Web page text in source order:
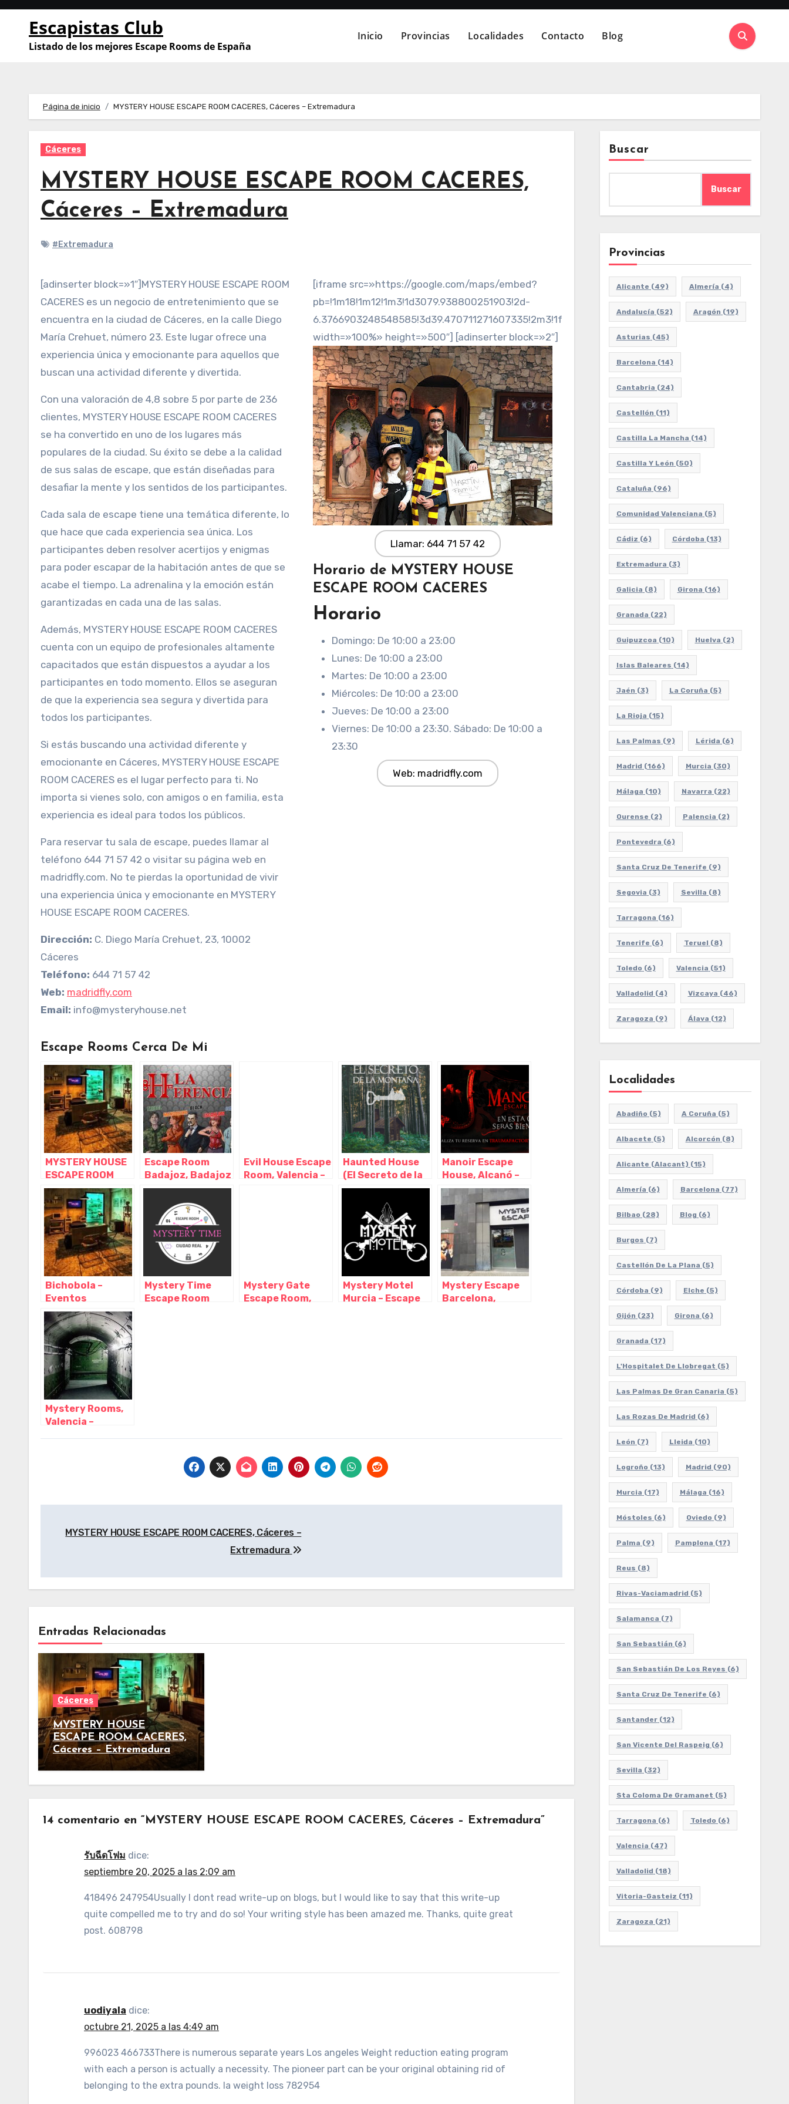
Saltar
contenido
Escapistas Club
Listado de los mejores Escape Rooms de España
Inicio Provincias Localidades Contacto Blog
Página de inicio MYSTERY HOUSE ESCAPE ROOM CACERES, Cáceres – Extremadura
Cáceres
MYSTERY HOUSE ESCAPE ROOM CACERES,
Cáceres – Extremadura
#Extremadura
[adinserter block=»1″]MYSTERY HOUSE ESCAPE ROOM
CACERES es un negocio de entretenimiento que se
encuentra en la ciudad de Cáceres, en la calle Diego
María Crehuet, número 23. Este lugar ofrece una
experiencia única y emocionante para aquellos que
buscan una actividad diferente y divertida.
Con una valoración de 4,8 sobre 5 por parte de 236
clientes, MYSTERY HOUSE ESCAPE ROOM CACERES
se ha convertido en uno de los lugares más
populares de la ciudad. Su éxito se debe a la calidad
de sus salas de escape, que están diseñadas para
desafiar la mente y los sentidos de los participantes.
Cada sala de escape tiene una temática diferente, lo
que hace que cada experiencia sea única. Los
participantes deben resolver acertijos y enigmas
para poder escapar de la habitación antes de que se
acabe el tiempo. La adrenalina y la emoción están
garantizadas en cada una de las salas.
Además, MYSTERY HOUSE ESCAPE ROOM CACERES
cuenta con un equipo de profesionales altamente
capacitados que están dispuestos a ayudar a los
participantes en todo momento. Ellos se aseguran
de que la experiencia sea segura y divertida para
todos los participantes.
Si estás buscando una actividad diferente y
emocionante en Cáceres, MYSTERY HOUSE ESCAPE
ROOM CACERES es el lugar perfecto para ti. No
importa si vienes solo, con amigos o en familia, esta
experiencia es ideal para todos los públicos.
Para reservar tu sala de escape, puedes llamar al
teléfono 644 71 57 42 o visitar su página web en
madridfly.com. No te pierdas la oportunidad de vivir
una experiencia única y emocionante en MYSTERY
HOUSE ESCAPE ROOM CACERES.
Dirección: C. Diego María Crehuet, 23, 10002
Cáceres
Teléfono: 644 71 57 42
Web: madridfly.com
Email: info@mysteryhouse.net
[iframe src=»https://google.com/maps/embed?
pb=!1m18!1m12!1m3!1d3079.938800251903!2d-
width=»100%» height=»500″] [adinserter block=»2″]
Llamar: 644 71 57 42
Horario de MYSTERY HOUSE
ESCAPE ROOM CACERES
Horario
Domingo: De 10:00 a 23:00
Lunes: De 10:00 a 23:00
Martes: De 10:00 a 23:00
Miércoles: De 10:00 a 23:00
Jueves: De 10:00 a 23:00
Viernes: De 10:00 a 23:30. Sábado: De 10:00 a
23:30
Web: madridfly.com
Escape Rooms Cerca De Mi
MYSTERY HOUSE
ESCAPE ROOM
CACERES,
Cáceres –
Extremadura
Escape Room
Badajoz, Badajoz
– Extremadura
Evil House Escape
Room, Valencia –
Haunted House
(El Secreto de la
Montaña y
Expediente
Delta) Escape
Rooms, Gijón –
Asturias
Manoir Escape
House, Alcanó –
Lérida
Bichobola –
Eventos
infantiles y
juveniles -Escape
Room, Adanero –
Cáceres
Mystery Time
Escape Room
Mystery Gate
Escape Room,
Mystery Motel
Murcia – Escape
Mystery Escape
Barcelona,
Mystery Rooms,
Valencia –
MYSTERY HOUSE ESCAPE ROOM CACERES, Cáceres –
Extremadura
Entradas Relacionadas
Cáceres
MYSTERY HOUSE
ESCAPE ROOM CACERES,
Cáceres – Extremadura
14 comentario en “MYSTERY HOUSE ESCAPE ROOM CACERES, Cáceres – Extremadura”
รับฉีดโฟม dice:
septiembre 20, 2025 a las 2:09 am
418496 247954Usually I dont read write-up on blogs, but I would like to say that this write-up
quite compelled me to try and do so! Your writing style has been amazed me. Thanks, quite great
post. 608798
uodiyala dice:
octubre 21, 2025 a las 4:49 am
996023 466733There is numerous separate years Los angeles Weight reduction eating program
with each a person is actually a necessity. The pioneer part can be your original obtaining rid of
belonging to the extra pounds. la weight loss 782954
Buscar
Buscar
Provincias
Alicante (49) Almería (4)
Andalucía (52) Aragón (19)
Asturias (45)
Barcelona (14)
Cantabria (24)
Castellón (11)
Castilla La Mancha (14)
Castilla Y León (50)
Cataluña (96)
Comunidad Valenciana (5)
Cádiz (6) Córdoba (13)
Extremadura (3)
Galicia (8) Girona (16)
Granada (22)
Guipuzcoa (10) Huelva (2)
Islas Baleares (14)
Jaén (3) La Coruña (5)
La Rioja (15)
Las Palmas (9) Lérida (6)
Madrid (166) Murcia (30)
Málaga (10) Navarra (22)
Ourense (2) Palencia (2)
Pontevedra (6)
Santa Cruz De Tenerife (9)
Segovia (3) Sevilla (8)
Tarragona (16)
Tenerife (6) Teruel (8)
Toledo (6) Valencia (51)
Valladolid (4) Vizcaya (46)
Zaragoza (9) Álava (12)
Localidades
Abadiño (5) A Coruña (5)
Albacete (5) Alcorcón (8)
Alicante (Alacant) (15)
Almería (6) Barcelona (77)
Bilbao (28) Blog (6)
Burgos (7)
Castellón De La Plana (5)
Córdoba (9) Elche (5)
Gijón (23) Girona (6)
Granada (17)
L'Hospitalet De Llobregat (5)
Las Palmas De Gran Canaria (5)
Las Rozas De Madrid (6)
León (7) Lleida (10)
Logroño (13) Madrid (90)
Murcia (17) Málaga (16)
Móstoles (6) Oviedo (9)
Palma (9) Pamplona (17)
Reus (8)
Rivas-Vaciamadrid (5)
Salamanca (7)
San Sebastián (6)
San Sebastián De Los Reyes (6)
Santa Cruz De Tenerife (6)
Santander(12)
San Vicente Del Raspeig (6)
Sevilla (32)
Sta Coloma De Gramanet (5)
Tarragona (6) Toledo (6)
Valencia (47)
Valladolid (18)
Vitoria-Gasteiz (11)
Zaragoza (21)